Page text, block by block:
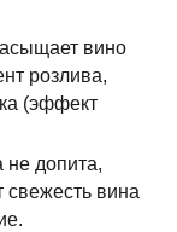
вино
розлива,
(эффект
не допита,
свежесть вина